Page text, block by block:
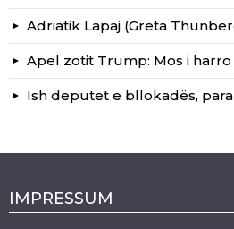
Adriatik Lapaj (Greta
Apel zotit Trump: Mos i
Ish deputet e bllokadës,
IMPRESSUM